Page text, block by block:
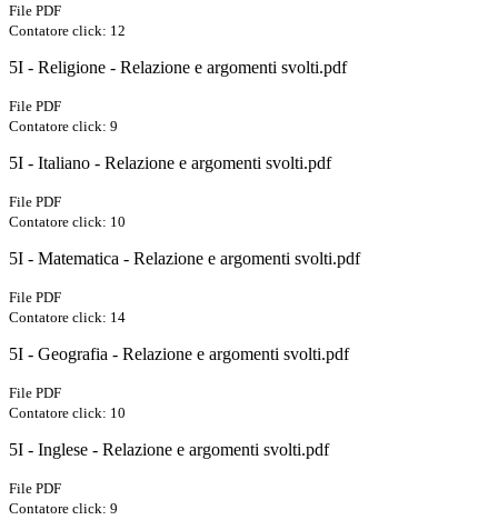
File PDF
Contatore click: 12
5I - Religione - Relazione e argomenti svolti.pdf
File PDF
Contatore click: 9
5I - Italiano - Relazione e argomenti svolti.pdf
File PDF
Contatore click: 10
5I - Matematica - Relazione e argomenti svolti.pdf
File PDF
Contatore click: 14
5I - Geografia - Relazione e argomenti svolti.pdf
File PDF
Contatore click: 10
5I - Inglese - Relazione e argomenti svolti.pdf
File PDF
Contatore click: 9